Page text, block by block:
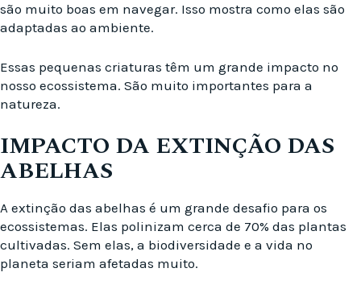
são muito boas em navegar. Isso mostra como elas são
adaptadas ao ambiente.
Essas pequenas criaturas têm um grande impacto no
nosso ecossistema. São muito importantes para a
natureza.
IMPACTO DA EXTINÇÃO DAS
ABELHAS
A extinção das abelhas é um grande desafio para os
ecossistemas. Elas polinizam cerca de 70% das plantas
cultivadas. Sem elas, a biodiversidade e a vida no
planeta seriam afetadas muito.